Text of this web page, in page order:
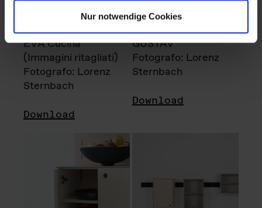
Nur notwendige Cookies
EVA Cucina
(Immagini ritagliati)
Fotografo: Lorenz
Sternbach
Download
GUSTAV
Fotografo: Lorenz
Sternbach
Download